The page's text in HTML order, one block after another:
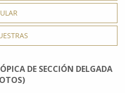
DE SECCIÓN DELGADA